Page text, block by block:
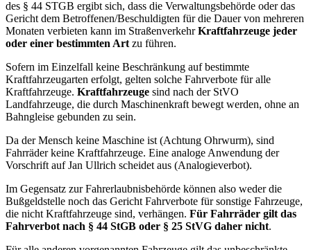
des § 44 STGB ergibt sich, dass die Verwaltungsbehörde oder das
Gericht dem Betroffenen/Beschuldigten für die Dauer von mehreren
Monaten verbieten kann im StraßenverkehrKraftfahrzeuge jeder
oder einer bestimmten Art zu führen.
Sofern im Einzelfall keine Beschränkung auf bestimmte
Kraftfahrzeugarten erfolgt, gelten solche Fahrverbote für alle
Kraftfahrzeuge. Kraftfahrzeuge sind nach der StVO
Landfahrzeuge, die durch Maschinenkraft bewegt werden, ohne an
Bahngleise gebunden zu sein.
Da der Mensch keine Maschine ist (Achtung Ohrwurm), sind
Fahrräder keine Kraftfahrzeuge. Eine analoge Anwendung der
Vorschrift auf Jan Ullrich scheidet aus (Analogieverbot).
Im Gegensatz zur Fahrerlaubnisbehörde können also weder die
Bußgeldstelle noch das Gericht Fahrverbote für sonstige Fahrzeuge,
die nicht Kraftfahrzeuge sind, verhängen. Für Fahrräder gilt das
Fahrverbot nach § 44 StGB oder § 25 StVG daher nicht.